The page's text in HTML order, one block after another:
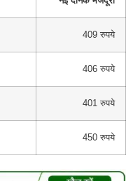
409 रुपये
406 रुपये
401 रुपये
450 रुपये